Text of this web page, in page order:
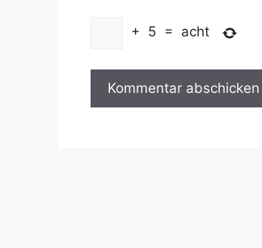
+ 5 = acht